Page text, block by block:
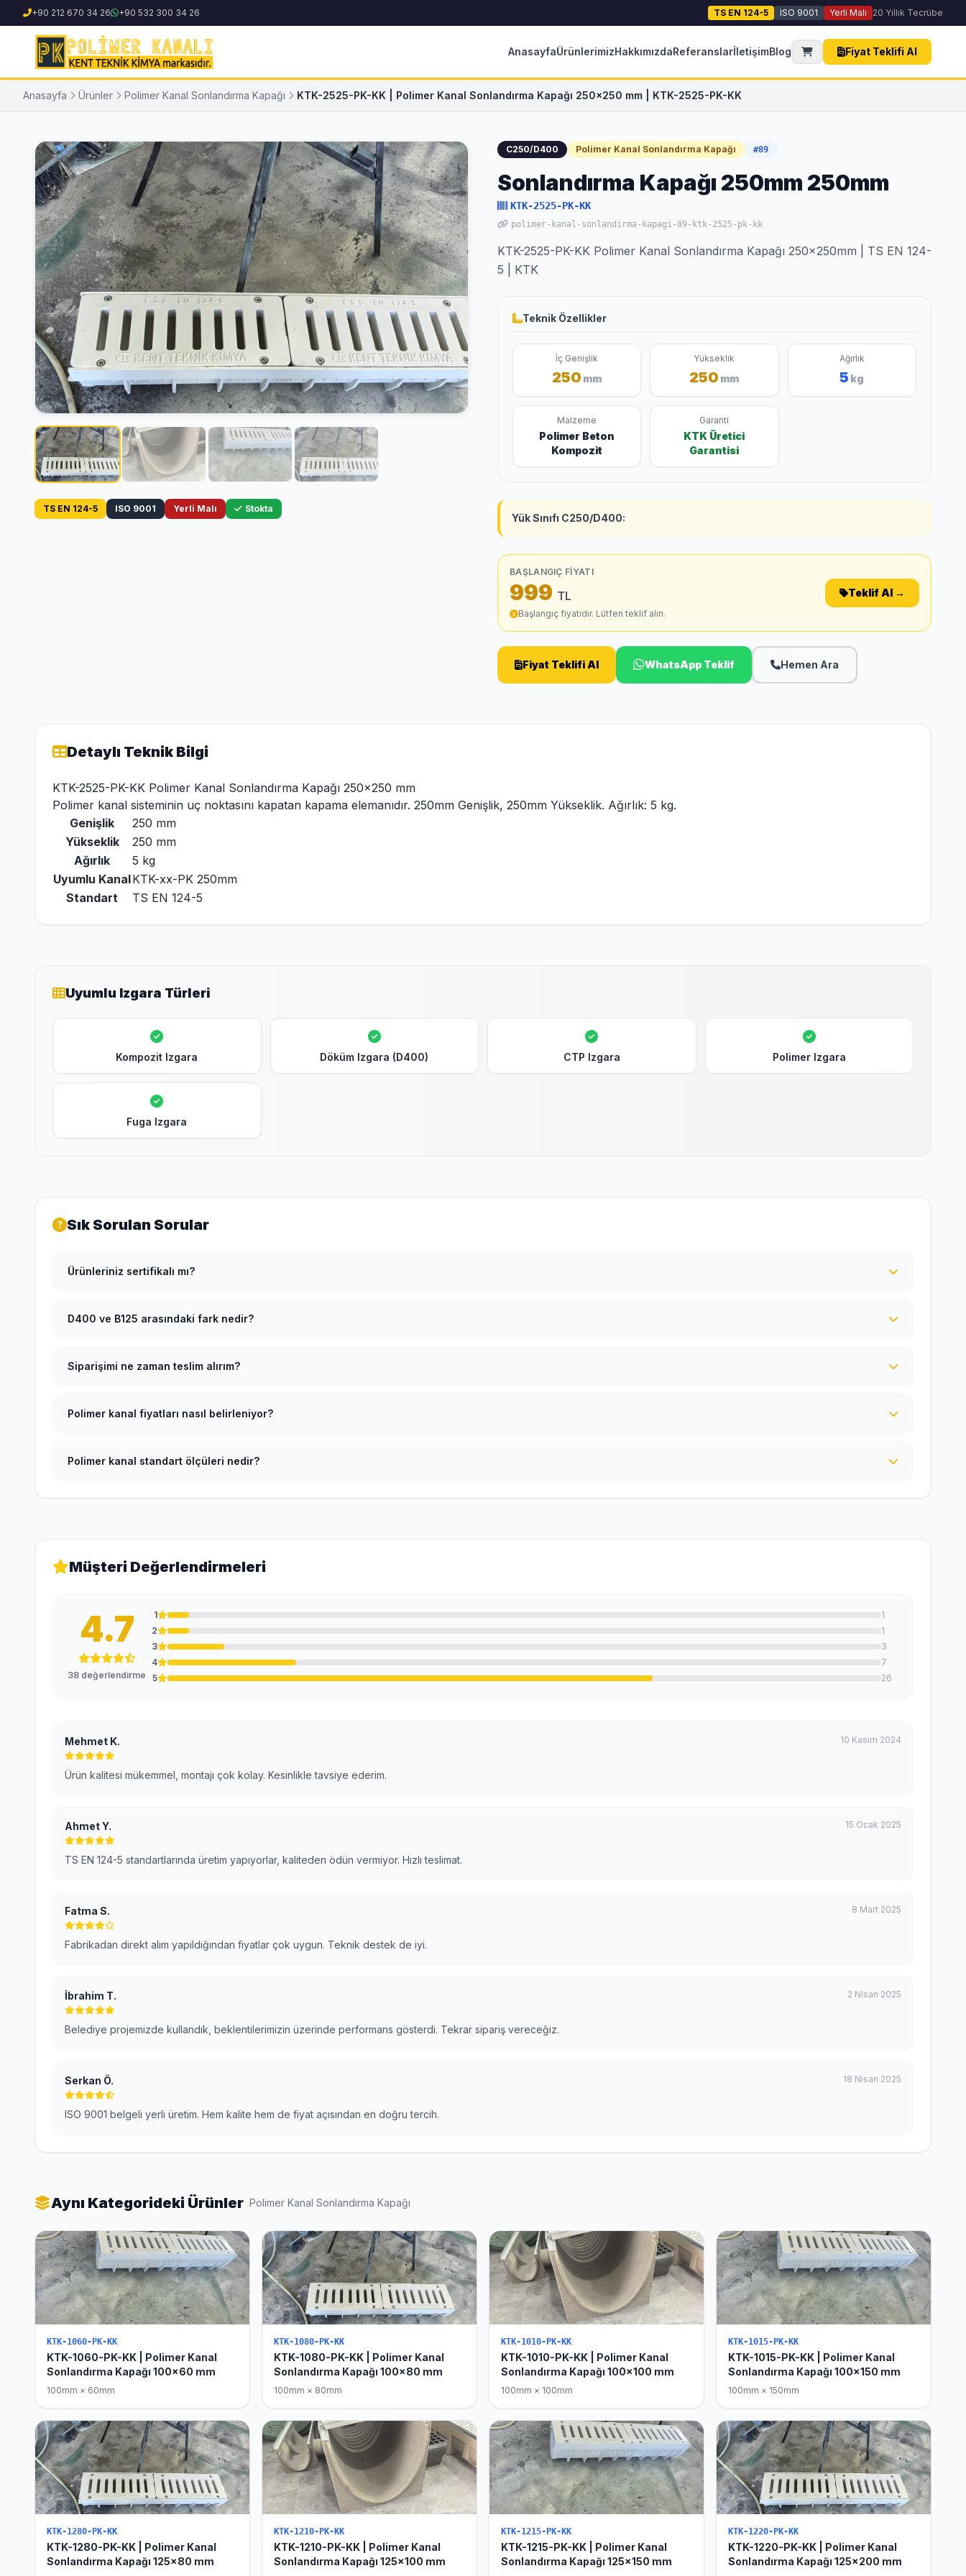
+90 212 670 34 26 +90 532 300 34 26 TS EN 124-5 ISO 9001 Yerli Malı 20 Yıllık Tecrübe
AnasayfaÜrünlerimizHakkımızdaReferanslarİletişimBlog Fiyat Teklifi Al
Anasayfa Ürünler Polimer Kanal Sonlandırma Kapağı KTK-2525-PK-KK | Polimer Kanal Sonlandırma Kapağı 250x250 mm | KTK-2525-PK-KK
TS EN 124-5 ISO 9001 Yerli Malı Stokta
C250/D400 Polimer Kanal Sonlandırma Kapağı #89
Sonlandırma Kapağı 250mm 250mm
KTK-2525-PK-KK
polimer-kanal-sonlandirma-kapagi-89-ktk-2525-pk-kk
KTK-2525-PK-KK Polimer Kanal Sonlandırma Kapağı 250x250mm | TS EN 124-
5 | KTK
Teknik Özellikler
İç Genişlik
250 mm
Yükseklik
250 mm
Ağırlık
5 kg
Malzeme
Polimer Beton
Kompozit
Garanti
KTK Üretici
Garantisi
Yük Sınıfı C250/D400:
BAŞLANGIÇ FIYATI
999 TL
Başlangıç fiyatıdır. Lütfen teklif alın.
Teklif Al →
Fiyat Teklifi Al WhatsApp Teklif Hemen Ara
Detaylı Teknik Bilgi
KTK-2525-PK-KK Polimer Kanal Sonlandırma Kapağı 250x250 mm
Polimer kanal sisteminin uç noktasını kapatan kapama elemanıdır. 250mm Genişlik, 250mm Yükseklik. Ağırlık: 5 kg.
Genişlik
250 mm
Yükseklik
250 mm
Ağırlık
5 kg
Uyumlu KanalKTK-xx-PK 250mm
Standart
TS EN 124-5
Uyumlu Izgara Türleri
Kompozit Izgara Döküm Izgara (D400) CTP Izgara Polimer Izgara
Fuga Izgara
Sık Sorulan Sorular
Ürünleriniz sertifikalı mı?
D400 ve B125 arasındaki fark nedir?
Siparişimi ne zaman teslim alırım?
Polimer kanal fiyatları nasıl belirleniyor?
Polimer kanal standart ölçüleri nedir?
Müşteri Değerlendirmeleri
4.7
38 değerlendirme
1
1
2
1
3
3
4
7
5
26
Mehmet K. 10 Kasım 2024
Ürün kalitesi mükemmel, montajı çok kolay. Kesinlikle tavsiye ederim.
Ahmet Y. 15 Ocak 2025
TS EN 124-5 standartlarında üretim yapıyorlar, kaliteden ödün vermiyor. Hızlı teslimat.
Fatma S. 8 Mart 2025
Fabrikadan direkt alım yapıldığından fiyatlar çok uygun. Teknik destek de iyi.
İbrahim T. 2 Nisan 2025
Belediye projemizde kullandık, beklentilerimizin üzerinde performans gösterdi. Tekrar sipariş vereceğiz.
Serkan Ö. 18 Nisan 2025
ISO 9001 belgeli yerli üretim. Hem kalite hem de fiyat açısından en doğru tercih.
Aynı Kategorideki Ürünler Polimer Kanal Sonlandırma Kapağı
KTK-1060-PK-KK
KTK-1060-PK-KK | Polimer Kanal
Sonlandırma Kapağı 100x60 mm
100mm × 60mm
KTK-1080-PK-KK
KTK-1080-PK-KK | Polimer Kanal
Sonlandırma Kapağı 100x80 mm
100mm × 80mm
KTK-1010-PK-KK
KTK-1010-PK-KK | Polimer Kanal
Sonlandırma Kapağı 100x100 mm
100mm × 100mm
KTK-1015-PK-KK
KTK-1015-PK-KK | Polimer Kanal
Sonlandırma Kapağı 100x150 mm
100mm × 150mm
KTK-1280-PK-KK
KTK-1280-PK-KK | Polimer Kanal
Sonlandırma Kapağı 125x80 mm
KTK-1210-PK-KK
KTK-1210-PK-KK | Polimer Kanal
Sonlandırma Kapağı 125x100 mm
KTK-1215-PK-KK
KTK-1215-PK-KK | Polimer Kanal
Sonlandırma Kapağı 125x150 mm
KTK-1220-PK-KK
KTK-1220-PK-KK | Polimer Kanal
Sonlandırma Kapağı 125x200 mm